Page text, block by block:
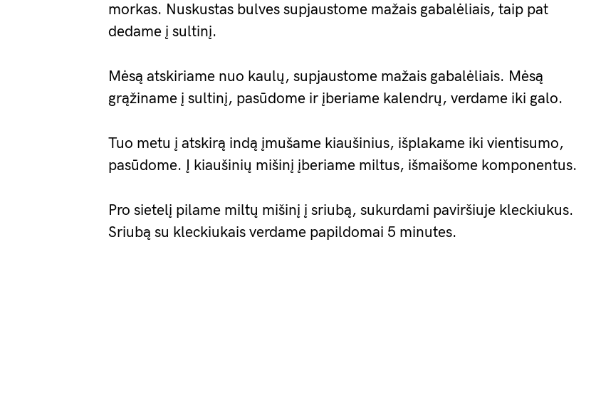
morkas. Nuskustas bulves supjaustome mažais gabalėliais, taip pat
dedame į sultinį.
Mėsą atskiriame nuo kaulų, supjaustome mažais gabalėliais. Mėsą
grąžiname į sultinį, pasūdome ir įberiame kalendrų, verdame iki galo.
Tuo metu į atskirą indą įmušame kiaušinius, išplakame iki vientisumo,
pasūdome. Į kiaušinių mišinį įberiame miltus, išmaišome komponentus.
Pro sietelį pilame miltų mišinį į sriubą, sukurdami paviršiuje kleckiukus.
Sriubą su kleckiukais verdame papildomai 5 minutes.